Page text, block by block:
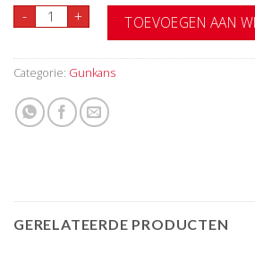
- 16. Gunkan Sake 2st aantal
+ TOEVOEGEN AAN
Categorie: Gunkans
GERELATEERDE PRODUCTEN